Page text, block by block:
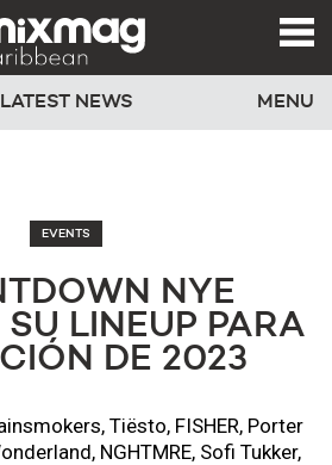
LATEST NEWS MENU
EVENTS
NYE
LINEUP PARA
DE 2023
Tiësto, FISHER, Porter
NGHTMRE, Sofi Tukker,